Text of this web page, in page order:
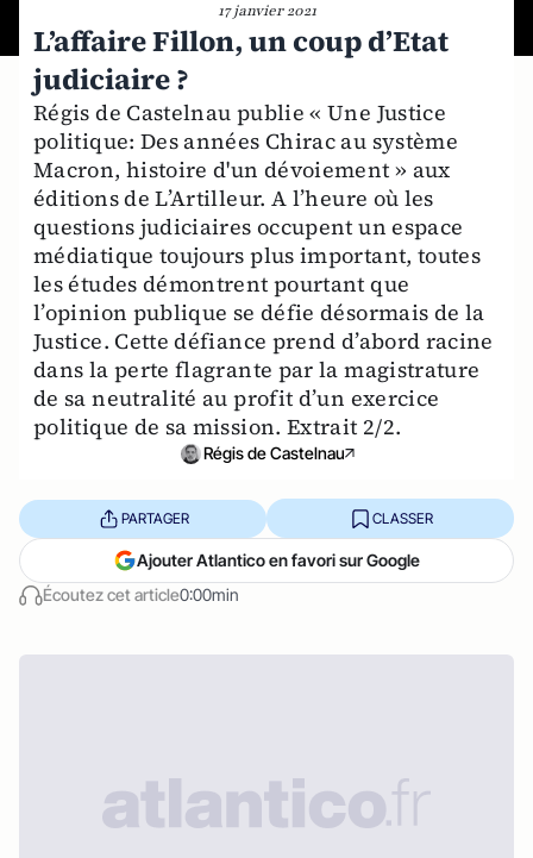
17 janvier 2021
L’affaire Fillon, un coup d’Etat
judiciaire ?
Régis de Castelnau publie « Une Justice
politique: Des années Chirac au système
Macron, histoire d'un dévoiement » aux
éditions de L’Artilleur. A l’heure où les
questions judiciaires occupent un espace
médiatique toujours plus important, toutes
les études démontrent pourtant que
l’opinion publique se défie désormais de la
Justice. Cette défiance prend d’abord racine
dans la perte flagrante par la magistrature
de sa neutralité au profit d’un exercice
politique de sa mission. Extrait 2/2.
Régis de Castelnau
Écoutez cet article0:00min
PARTAGER CLASSER
Ajouter Atlantico en favori sur Google